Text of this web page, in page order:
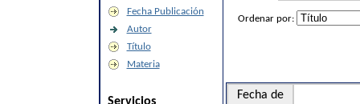
Fecha Publicación
Autor
Título
Materia
Ordenar por:
Fecha de